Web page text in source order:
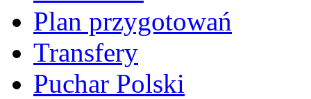
Plan przygotowań
Transfery
Puchar Polski